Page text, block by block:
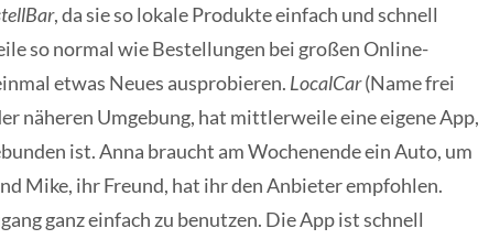
, da sie so lokale Produkte einfach und schnell
so normal wie Bestellungen bei großen Online-
etwas Neues ausprobieren. LocalCar(Name frei
näheren Umgebung, hat mittlerweile eine eigene App,
ist. Anna braucht am Wochenende ein Auto, um
Mike, ihr Freund, hat ihr den Anbieter empfohlen.
ganz einfach zu benutzen. Die App ist schnell